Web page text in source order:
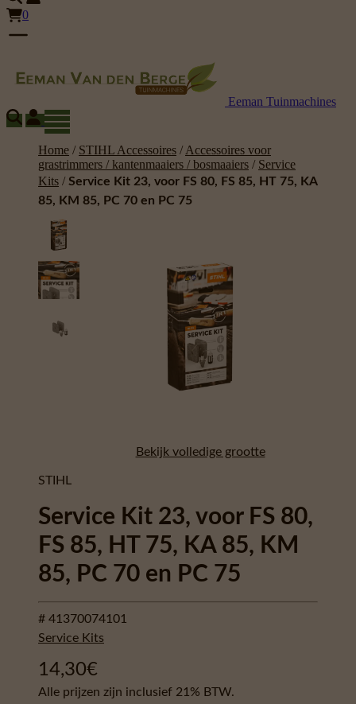
0
Eeman Tuinmachines
Home / STIHL Accessoires / Accessoires voor
grastrimmers / kantenmaaiers / bosmaaiers / Service
Kits / Service Kit 23, voor FS 80, FS 85, HT 75, KA
85, KM 85, PC 70 en PC 75
Bekijk volledige grootte
STIHL
Service Kit 23, voor FS 80,
FS 85, HT 75, KA 85, KM
85, PC 70 en PC 75
# 41370074101
Service Kits
14,30€
Alle prijzen zijn inclusief 21% BTW.